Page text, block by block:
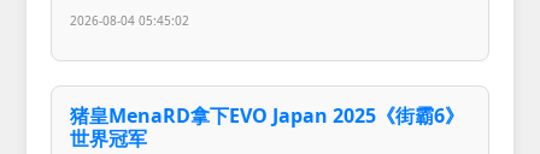
2026-08-04 05:45:02
猪皇MenaRD拿下EVO Japan 2025《街霸6》
世界冠军